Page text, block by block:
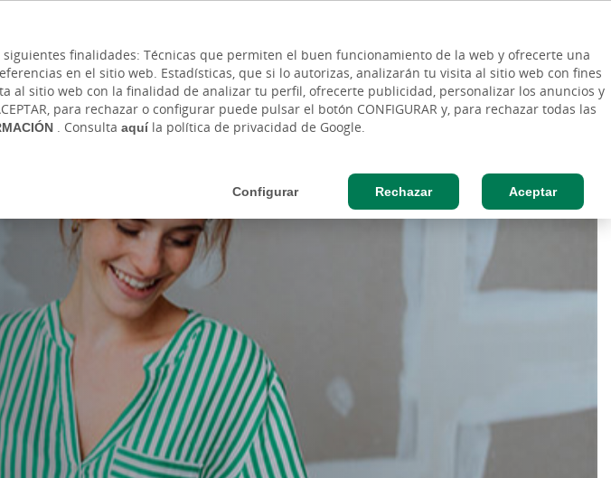
finalidades: Técnicas que permiten el buen funcionamiento de la web y ofrecerte una
en el sitio web. Estadísticas, que si lo autorizas, analizarán tu visita al sitio web con fines
al sitio web con la finalidad de analizar tu perfil, ofrecerte publicidad, personalizar los anuncios y
para rechazar o configurar puede pulsar el botón CONFIGURAR y, para rechazar todas las
. Consulta aquíla política de privacidad de Google.
Configurar Rechazar Aceptar
DE
EMPRESAS AGRO